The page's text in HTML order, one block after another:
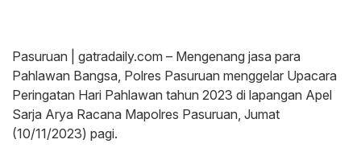
Pasuruan | gatradaily.com – Mengenang jasa para
Pahlawan Bangsa, Polres Pasuruan menggelar Upacara
Peringatan Hari Pahlawan tahun 2023 di lapangan Apel
Sarja Arya Racana Mapolres Pasuruan, Jumat
(10/11/2023) pagi.